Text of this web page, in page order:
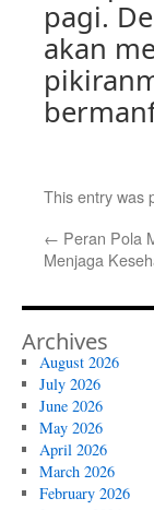
pagi.
akan
This entry was
← Peran Pola
Menjaga
Archives
August 2026
July 2026
June 2026
May 2026
April 2026
March 2026
February 2026